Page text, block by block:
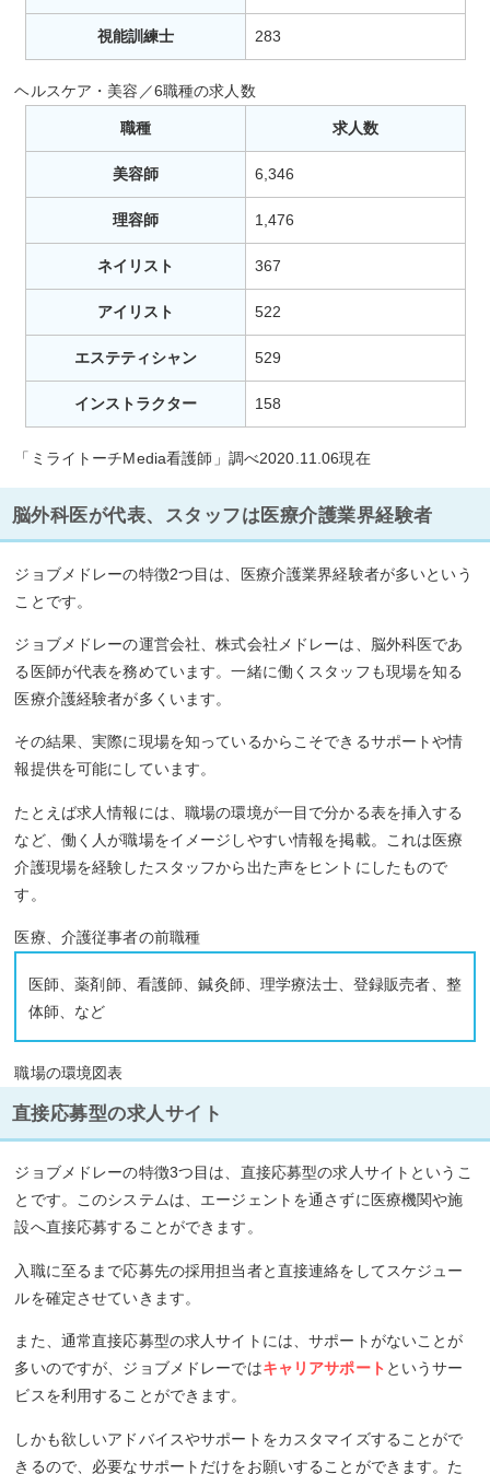
視能訓練士 283
ヘルスケア・美容／6職種の求人数
職種 求人数
美容師 6,346
理容師 1,476
ネイリスト 367
アイリスト 522
エステティシャン 529
インストラクター 158
「ミライトーチMedia看護師」調べ2020.11.06現在
脳外科医が代表、スタッフは医療介護業界経験者
ジョブメドレーの特徴2つ目は、医療介護業界経験者が多いという
ことです。
ジョブメドレーの運営会社、株式会社メドレーは、脳外科医であ
る医師が代表を務めています。一緒に働くスタッフも現場を知る
医療介護経験者が多くいます。
その結果、実際に現場を知っているからこそできるサポートや情
報提供を可能にしています。
たとえば求人情報には、職場の環境が一目で分かる表を挿入する
など、働く人が職場をイメージしやすい情報を掲載。これは医療
介護現場を経験したスタッフから出た声をヒントにしたもので
す。
医療、介護従事者の前職種
医師、薬剤師、看護師、鍼灸師、理学療法士、登録販売者、整
体師、など
職場の環境図表
直接応募型の求人サイト
ジョブメドレーの特徴3つ目は、直接応募型の求人サイトというこ
とです。このシステムは、エージェントを通さずに医療機関や施
設へ直接応募することができます。
入職に至るまで応募先の採用担当者と直接連絡をしてスケジュー
ルを確定させていきます。
また、通常直接応募型の求人サイトには、サポートがないことが
多いのですが、ジョブメドレーではキャリアサポート というサー
ビスを利用することができます。
しかも欲しいアドバイスやサポートをカスタマイズすることがで
きるので、必要なサポートだけをお願いすることができます。た